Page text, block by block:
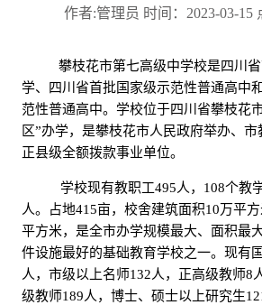
作者:管理员 时间：2023-03-15
攀枝花市第七高级中学校是四川
学、四川省首批国家级示范性普通高中
范性普通高中。学校位于四川省攀枝花
区”办学，是攀枝花市人民政府举办、
正县级全额拨款事业单位。
学校现有教职工495人，108个教
人。占地415亩，校舍建筑面积10万平
平方米，是全市办学规模最大、面积最
件设施最好的基础教育学校之一。现有
人，市级以上名师132人，正高级教师8
级教师189人，博士、硕士以上研究生